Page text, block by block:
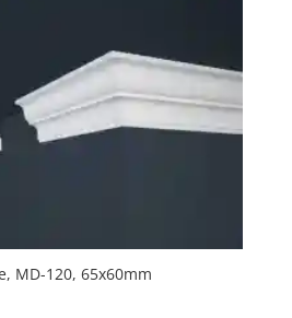
MD-120, 65x60mm